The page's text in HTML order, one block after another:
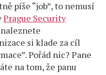
píše “job”, to nemusí
Prague Security
si klade za cíl
Pořád nic? Pane
na tom, že panu